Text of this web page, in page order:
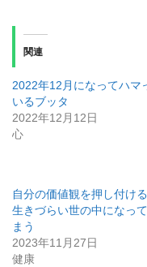
関連
2022年12月になってハマ
いるブッタ
2022年12月12日
心
自分の価値観を押し付け
生きづらい世の中になっ
まう
2023年11月27日
健康